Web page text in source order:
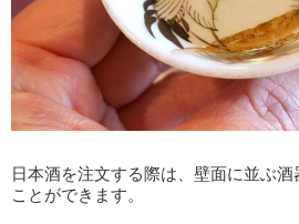
日本酒を注文する際は、壁面に並ぶ
ことができます。